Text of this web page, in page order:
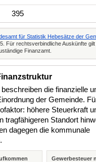
395
für Statistik Hebesätze der
Für rechtsverbindliche Auskünfte gilt
Finanzamt.
die finanzielle
der Gemeinde.
höhere Steuerkraft
tragfähigeren Standort
dagegen die kommunale
Gewerbesteuer